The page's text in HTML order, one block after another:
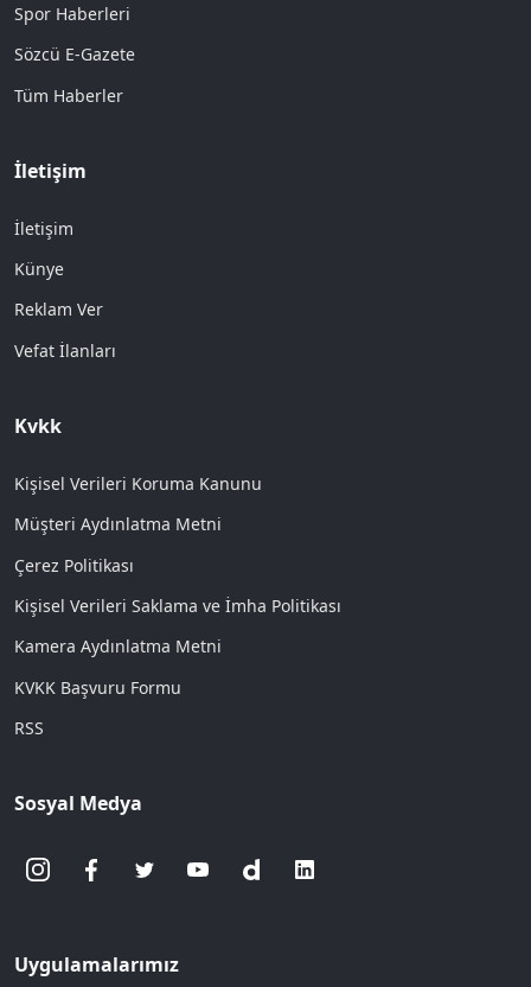
Spor Haberleri
Sözcü E-Gazete
Tüm Haberler
İletişim
İletişim
Künye
Reklam Ver
Vefat İlanları
Kvkk
Kişisel Verileri Koruma Kanunu
Müşteri Aydınlatma Metni
Çerez Politikası
Kişisel Verileri Saklama ve İmha Politikası
Kamera Aydınlatma Metni
KVKK Başvuru Formu
RSS
Sosyal Medya
Uygulamalarımız